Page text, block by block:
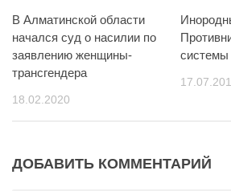
В Алматинской области
начался суд о насилии по
заявлению женщины-
трансгендера
18.02.2020
системы
ДОБАВИТЬ КОММЕНТАРИЙ